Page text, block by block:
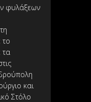
φυλάξεων
και
Στόλο